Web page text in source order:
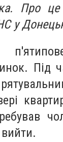
Про
у
Під